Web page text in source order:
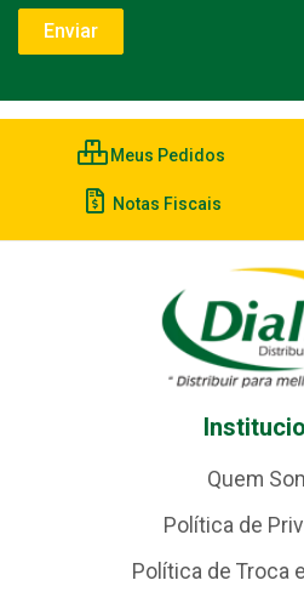
Meus Pedidos
Notas Fiscais
Quem
Política de
Política de Troca